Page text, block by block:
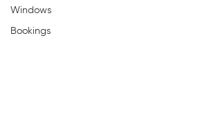
Windows
Bookings